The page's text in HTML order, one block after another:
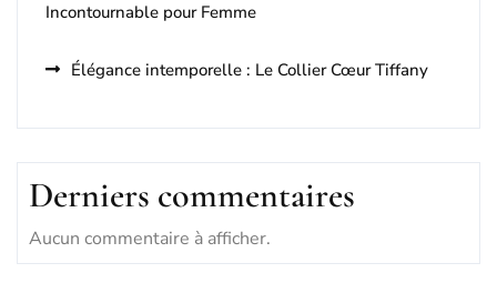
Incontournable pour Femme
Élégance intemporelle : Le Collier Cœur Tiffany
Derniers commentaires
Aucun commentaire à afficher.